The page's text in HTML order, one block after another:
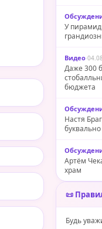
У
Видео·
Даже 300
бюджета
Настя
Артём
храм
📜
Будь